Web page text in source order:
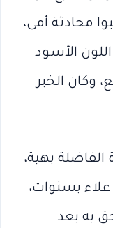
محادثة أمى،
الأسود
وكان الخبر
بهية،
علاء بسنوات،
به بعد